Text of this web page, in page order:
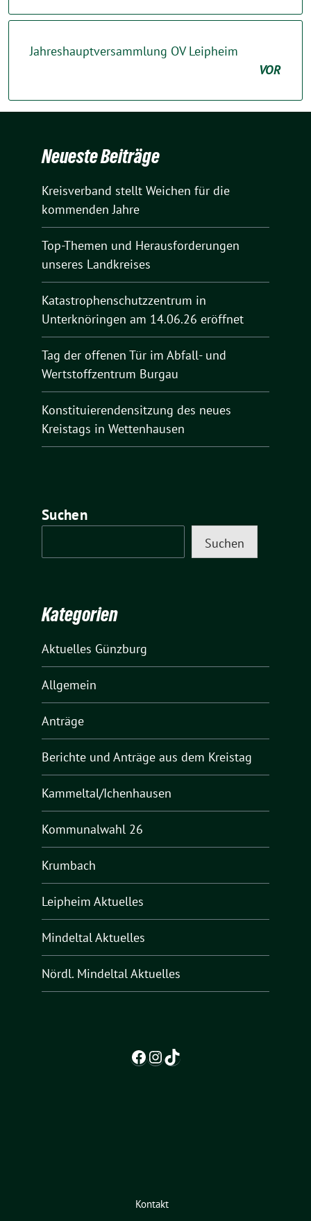
Jahreshauptversammlung OV Leipheim
VOR
Neueste Beiträge
Kreisverband stellt Weichen für die
kommenden Jahre
Top-Themen und Herausforderungen
unseres Landkreises
Katastrophenschutzzentrum in
Unterknöringen am 14.06.26 eröffnet
Tag der offenen Tür im Abfall- und
Wertstoffzentrum Burgau
Konstituierendensitzung des neues
Kreistags in Wettenhausen
Suchen
Suchen
Kategorien
Aktuelles Günzburg
Allgemein
Anträge
Berichte und Anträge aus dem Kreistag
Kammeltal/Ichenhausen
Kommunalwahl 26
Krumbach
Leipheim Aktuelles
Mindeltal Aktuelles
Nördl. Mindeltal Aktuelles
Facebook
Instagram
TikTok
Kontakt